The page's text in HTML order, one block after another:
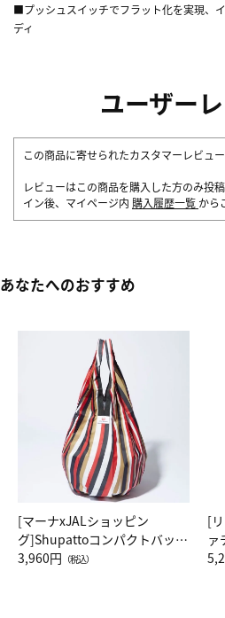
■プッシュスイッチでフラット化を実現、
ディ
ユーザー
この商品に寄せられたカスタマーレビュ
レビューはこの商品を購入した方のみ投
イン後、マイページ内 購入履歴一覧 から
あなたへのおすすめ
[マーナxJALショッピン
グ]Shupattoコンパクトバッグ
Drop JAL客室乗務員（LC）ス
3,960円 （税込）
[
ァ
ト